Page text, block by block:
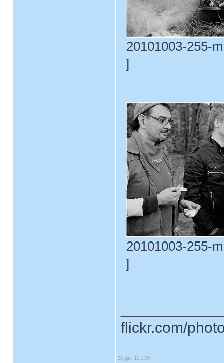
20101003-255-
]
20101003-255-
]
flickr.com/
29 дек, 10 1:26